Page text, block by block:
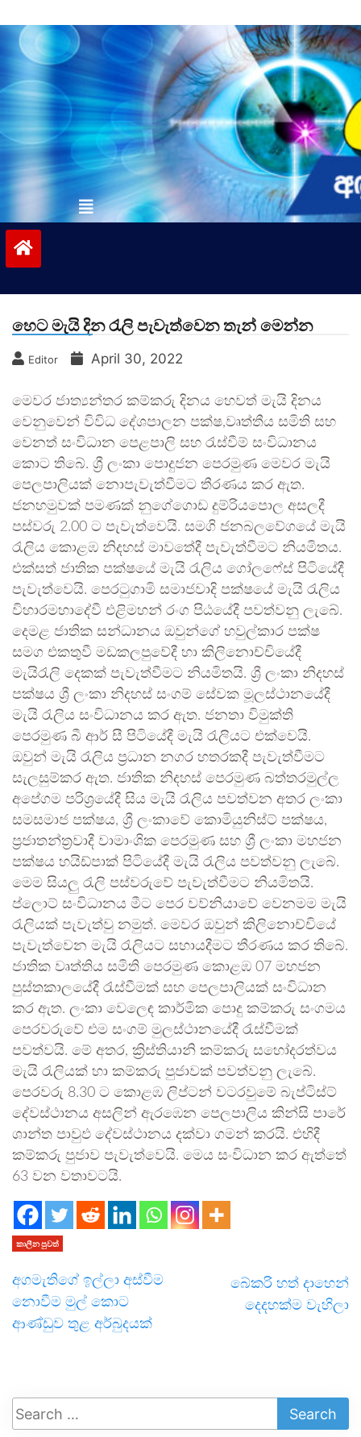
to
contentvinivida.lk
හෙට මැයි දින රැලි පැවැත්වෙන තැන් මෙන්න
Editor April 30, 2022
මෙවර ජාත්‍යන්තර කම්කරු දිනය හෙවත් මැයි දිනය
වෙනුවෙන් විවිධ දේශපාලන පක්ෂ,වෘත්තීය සමිති සහ
වෙනත් සංවිධාන පෙළපාලි සහ රැස්වීම් සංවිධානය
කොට තිබේ. ශ්‍රී ලංකා පොදුජන පෙරමුණ මෙවර මැයි
පෙලපාලියක් නොපැවැත්වීමට තීරණය කර ඇත.
ජනහමුවක් පමණක් නුගේගොඩ දුම්රියපොල අසලදී
පස්වරු 2.00 ට පැවැත්වෙයි. සමගි ජනබලවේගයේ මැයි
රැලිය කොළඹ නිදහස් මාවතේදී පැවැත්වීමට නියමිතය.
එක්සත් ජාතික පක්ෂයේ මැයි රැලිය ගෝලෆේස් පිටියේදී
පැවැත්වෙයි. පෙරටුගාමි සමාජවාදි පක්ෂයේ මැයි රැලිය
විහාරමහාදේවී එළිමහන් රංග පිඨයේදී පවත්වනු ලැබේ.
දෙමළ ජාතික සන්ධානය ඔවුන්ගේ හවුල්කාර පක්ෂ
සමග එකතුවී මඩකලපුවේදී හා කිලිනොච්චියේදී
මැයිරැලි දෙකක් පැවැත්වීමට නියමිතයි. ශ්‍රී ලංකා නිදහස්
පක්ෂය ශ්‍රී ලංකා නිදහස් සංගම් සේවක මූලස්ථානයේදී
මැයි රැලිය සංවිධානය කර ඇත. ජනතා විමුක්ති
පෙරමුණ බී ආර් සී පිටියේදී මැයි රැලියට එක්වෙයි.
ඔවුන් මැයි රැලිය ප්‍රධාන නගර හතරකදී පැවැත්වීමට
සැලසුම්කර ඇත. ජාතික නිදහස් පෙරමුණ බත්තරමුල්ල
අපේගම පරිශ්‍රයේදී සිය මැයි රැලිය පවත්වන අතර ලංකා
සමසමාජ පක්ෂය, ශ්‍රී ලංකාවේ කොමියුනිස්ට් පක්ෂය,
ප්‍රජාතන්ත්‍රවාදී වාමාංශික පෙරමුණ සහ ශ්‍රී ලංකා මහජන
පක්ෂය හයිඩ්පාක් පිටියේදී මැයි රැලිය පවත්වනු ලැබේ.
මෙම සියලු රැලි පස්වරුවේ පැවැත්වීමට නියමිතයි.
ප්ලොට් සංවිධානය මීට පෙර වව්නියාවේ වෙනමම මැයි
රැලියක් පැවැත්වු නමුත්. මෙවර ඔවුන් කිලිනොච්චියේ
පැවැත්වෙන මැයි රැලියට සහායදීමට තීරණය කර තිබේ.
ජාතික වෘත්තිය සමිති පෙරමුණ කොළඹ 07 මහජන
පුස්තකාලයේදී රැස්වීමක් සහ පෙලපාලියක් සංවිධාන
කර ඇත. ලංකා වෙලෙඳ කාර්මික පොදු කම්කරු සංගමය
පෙරවරුවේ එම සංගම් මුලස්ථානයේදී රැස්වීමක්
පවත්වයි. මේ අතර, ක්‍රිස්තියානි කම්කරු සහෝදරත්වය
මැයි රැලියක් හා කම්කරු පුජාවක් පවත්වනු ලැබේ.
පෙරවරු 8.30 ට කොළඹ ලිප්ටන් වටරවුමේ බැප්ටිස්ට්
දේවස්ථානය අසලින් ඇරඹෙන පෙලපාලිය කින්සි පාරේ
ශාන්ත පාවුඵ දේවස්ථානය දක්වා ගමන් කරයි. එහිදී
කම්කරු පුජාව පැවැත්වෙයි. මෙය සංවිධාන කර ඇත්තේ
63 වන වතාවටයි.
කාලීන පුවත්
අගමැතිගේ ඉල්ලා අස්වීම
නොවීම මුල් කොට
ආණ්ඩුව තුළ අර්බුදයක්
බේකරි හත් දාහෙන්
දෙදහක්ම වැහිලා